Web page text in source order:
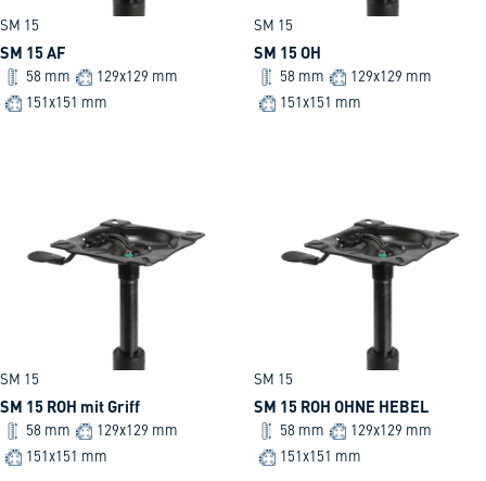
SM 15
SM 15 AF
58 mm
129x129 mm
151x151 mm
SM 15
SM 15 OH
58 mm
129x129 mm
151x151 mm
SM 15
SM 15 ROH mit Griff
58 mm
129x129 mm
151x151 mm
SM 15
SM 15 ROH OHNE HEBEL
58 mm
129x129 mm
151x151 mm